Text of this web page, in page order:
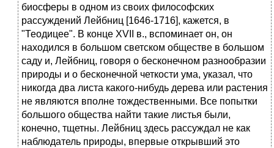
биосферы в одном из своих философских
рассуждений Лейбниц [1646-1716], кажется, в
"Теодицее". В конце XVII в., вспоминает он, он
находился в большом светском обществе в большом
саду и, Лейбниц, говоря о бесконечном разнообразии
природы и о бесконечной четкости ума, указал, что
никогда два листа какого-нибудь дерева или растения
не являются вполне тождественными. Все попытки
большого общества найти такие листья были,
конечно, тщетны. Лейбниц здесь рассуждал не как
наблюдатель природы, впервые открывший это